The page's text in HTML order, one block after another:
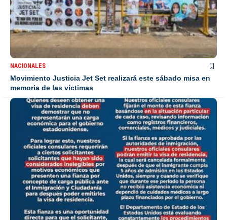
NACIONALES
Movimiento Justicia Jet Set realizará este sábado misa en
memoria de las víctimas